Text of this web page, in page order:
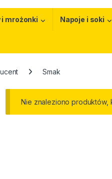
i mrożonki Napoje i soki
Smak
Nie znaleziono produktów,